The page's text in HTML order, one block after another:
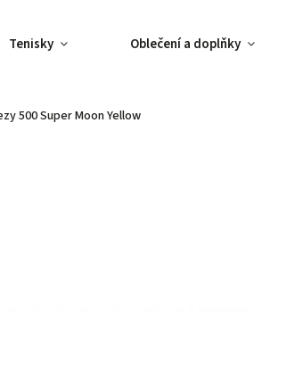
Tenisky Oblečení a doplňky
500 Super Moon Yellow